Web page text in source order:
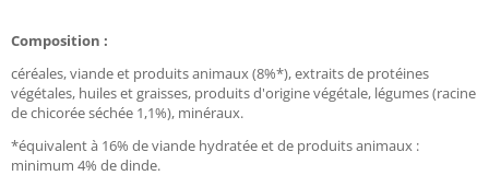
Composition :
céréales, viande et produits animaux (8%*), extraits de protéines
végétales, huiles et graisses, produits d'origine végétale, légumes (racine
de chicorée séchée 1,1%), minéraux.
*équivalent à 16% de viande hydratée et de produits animaux :
minimum 4% de dinde.